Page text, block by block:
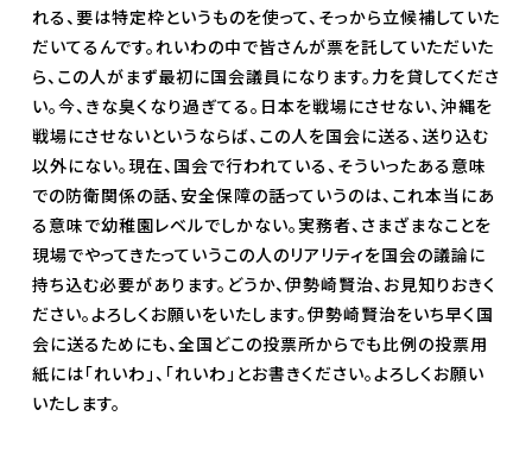
れる、要は特定枠というものを使って、そっから立候補していた
だいてるんです。れいわの中で皆さんが票を託していただいた
ら、この人がまず最初に国会議員になります。力を貸してくださ
い。今、きな臭くなり過ぎてる。日本を戦場にさせない、沖縄を
戦場にさせないというならば、この人を国会に送る、送り込む
以外にない。現在、国会で行われている、そういったある意味
での防衛関係の話、安全保障の話っていうのは、これ本当にあ
る意味で幼稚園レベルでしかない。実務者、さまざまなことを
現場でやってきたっていうこの人のリアリティを国会の議論に
持ち込む必要があります。どうか、伊勢崎賢治、お見知りおきく
ださい。よろしくお願いをいたします。伊勢崎賢治をいち早く国
会に送るためにも、全国どこの投票所からでも比例の投票用
紙には「れいわ」、「れいわ」とお書きください。よろしくお願い
いたします。